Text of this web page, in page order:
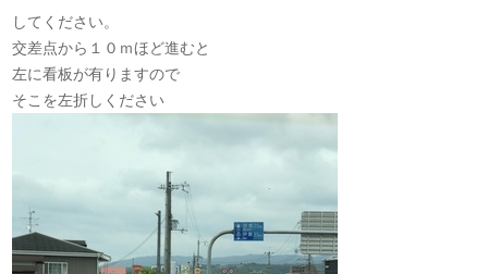
してください。
交差点から１０ｍほど進むと
左に看板が有りますので
そこを左折しください